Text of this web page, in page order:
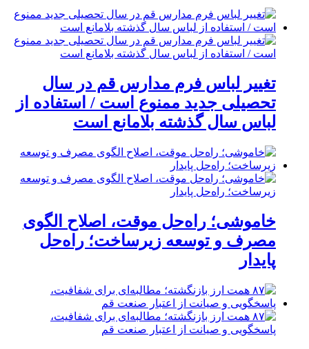
تغییر لباس فرم مدارس قم در سال
تحصیلی جدید ممنوع است / استفاده از
لباس سال گذشته بلامانع است
خاموشی؛ راه‌حل موقت، اصلاح الگوی
مصرف و توسعه زیرساخت؛ راه‌حل
پایدار